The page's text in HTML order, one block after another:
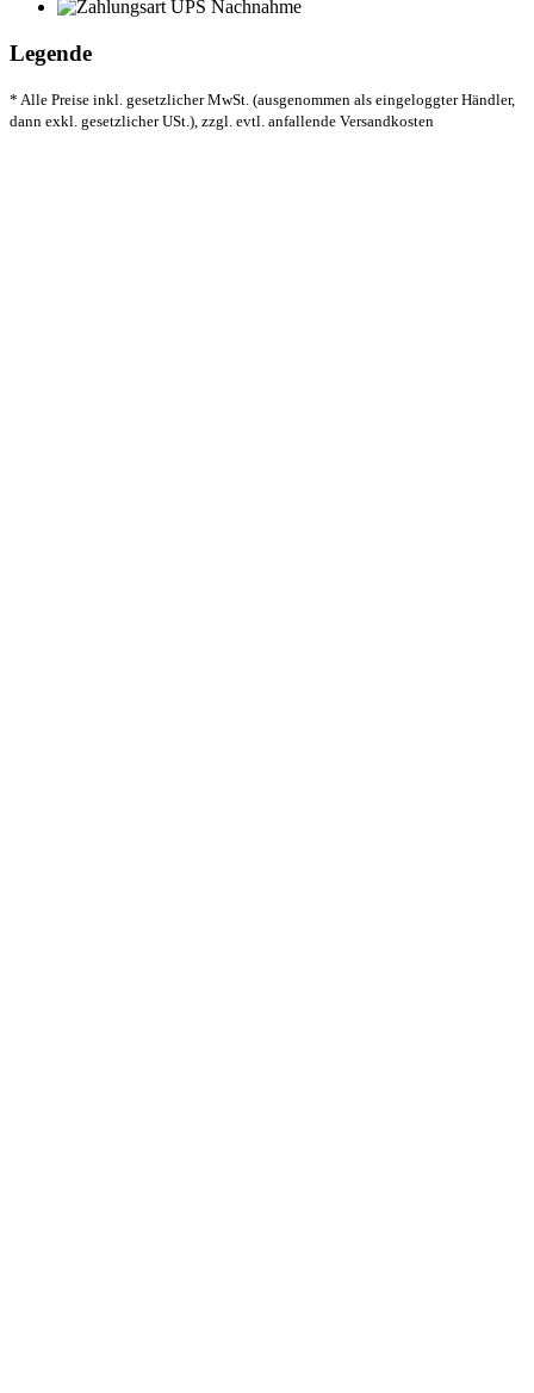
Legende
* Alle Preise inkl. gesetzlicher MwSt. (ausgenommen als eingeloggter Händler,
dann exkl. gesetzlicher USt.), zzgl. evtl. anfallende Versandkosten